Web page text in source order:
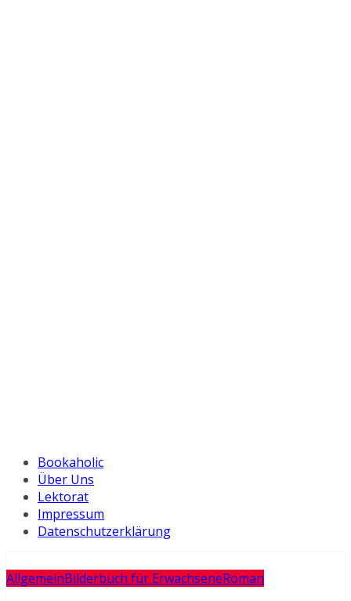
Bookaholic
Über Uns
Lektorat
Impressum
Datenschutzerklärung
AllgemeinBilderbuch für ErwachseneRoman